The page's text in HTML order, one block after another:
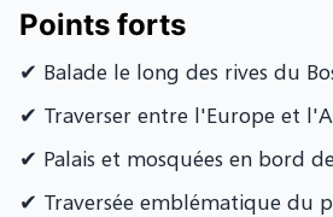
Points forts
✔ Balade le long des rives du
✔ Traverser entre l'Europe et
✔ Palais et mosquées en bord
✔ Traversée emblématique du